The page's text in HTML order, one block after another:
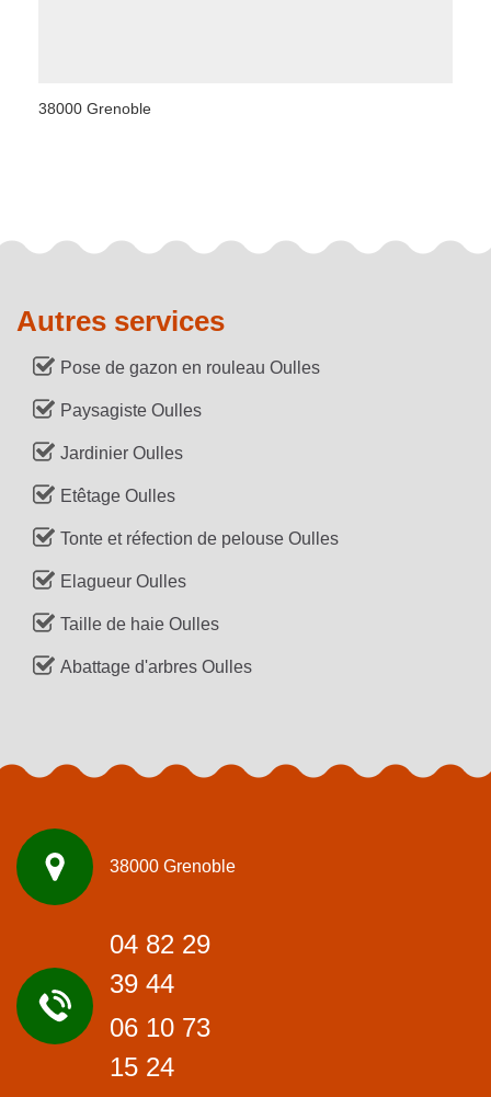
38000 Grenoble
Autres services
Pose de gazon en rouleau Oulles
Paysagiste Oulles
Jardinier Oulles
Etêtage Oulles
Tonte et réfection de pelouse Oulles
Elagueur Oulles
Taille de haie Oulles
Abattage d'arbres Oulles
38000 Grenoble
04 82 29
39 44
06 10 73
15 24